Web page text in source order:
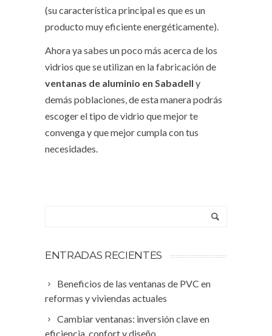
(su característica principal es que es un
producto muy eficiente energéticamente).
Ahora ya sabes un poco más acerca de los
vidrios que se utilizan en la fabricación de
ventanas de aluminio en Sabadell y
demás poblaciones, de esta manera podrás
escoger el tipo de vidrio que mejor te
convenga y que mejor cumpla con tus
necesidades.
ENTRADAS RECIENTES
Beneficios de las ventanas de PVC en
reformas y viviendas actuales
Cambiar ventanas: inversión clave en
eficiencia, confort y diseño